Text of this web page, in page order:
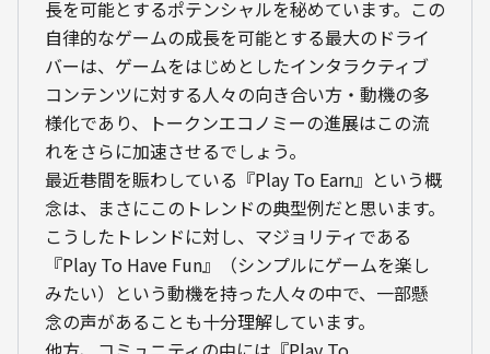
長を可能とするポテンシャルを秘めています。この
自律的なゲームの成長を可能とする最大のドライ
バーは、ゲームをはじめとしたインタラクティブ
コンテンツに対する人々の向き合い方・動機の多
様化であり、トークンエコノミーの進展はこの流
れをさらに加速させるでしょう。
最近巷間を賑わしている『Play To Earn』という概
念は、まさにこのトレンドの典型例だと思います。
こうしたトレンドに対し、マジョリティである
『Play To Have Fun』（シンプルにゲームを楽し
みたい）という動機を持った人々の中で、一部懸
念の声があることも十分理解しています。